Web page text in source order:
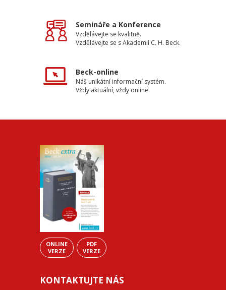
Semináře a Konference
Vzdělávejte se kvalitně.
Vzdělávejte se s Akademií C. H. Beck.
Beck-online
Náš unikátní informační systém.
Vždy aktuální, vždy online.
ONLINE
VERZE
PDF
VERZE
KONTAKTUJTE NÁS